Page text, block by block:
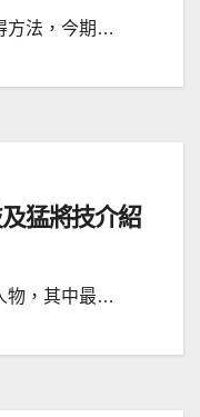
方法，今期…
猛將技介紹
物，其中最…